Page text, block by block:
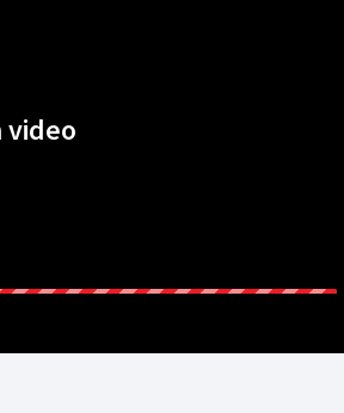
video